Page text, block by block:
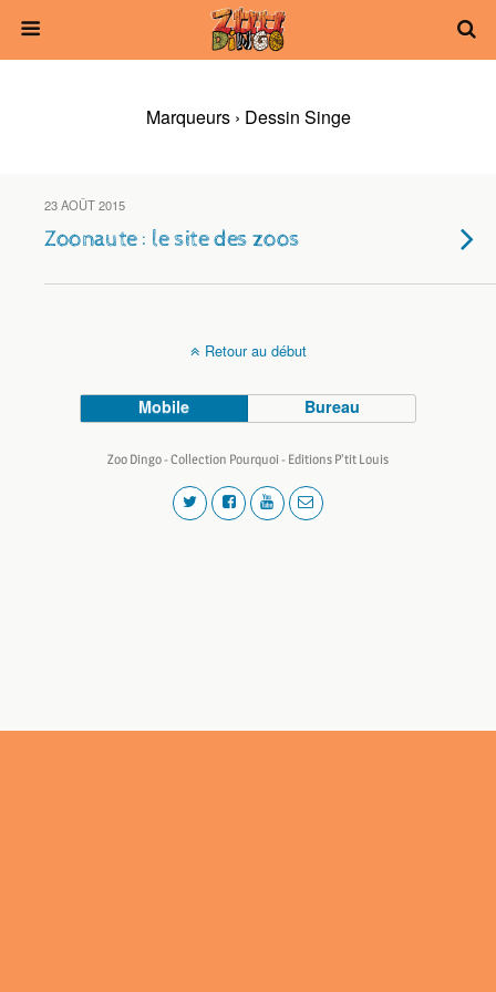
Marqueurs › Dessin Singe
23 AOÛT 2015
Zoonaute : le site des zoos
Retour au début
Mobile Bureau
Zoo Dingo - Collection Pourquoi - Editions P'tit Louis